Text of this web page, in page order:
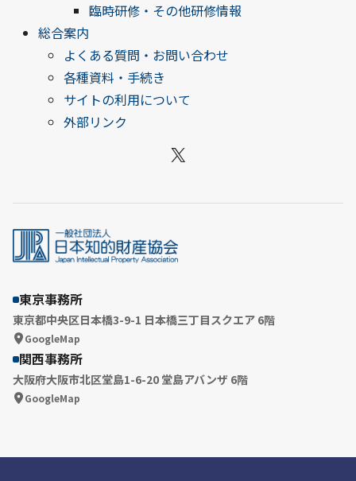
臨時研修・その他研修情報
総合案内
よくある質問・お問い合わせ
各種資料・手続き
サイトの利用について
外部リンク
X
東京事務所
東京都中央区日本橋3-9-1 日本橋三丁目スクエア 6階
GoogleMap
関西事務所
大阪府大阪市北区堂島1-6-20 堂島アバンザ 6階
GoogleMap